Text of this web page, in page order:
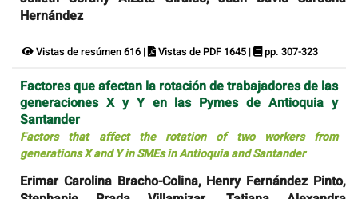
Hernández
Vistas de resúmen 616 | Vistas de PDF 1645 | pp. 307-323
Factores que afectan la rotación de trabajadores de las
generaciones X y Y en las Pymes de Antioquia y
Santander
Factors that affect the rotation of two workers from
generations X and Y in SMEs in Antioquia and Santander
Erimar Carolina Bracho-Colina, Henry Fernández Pinto,